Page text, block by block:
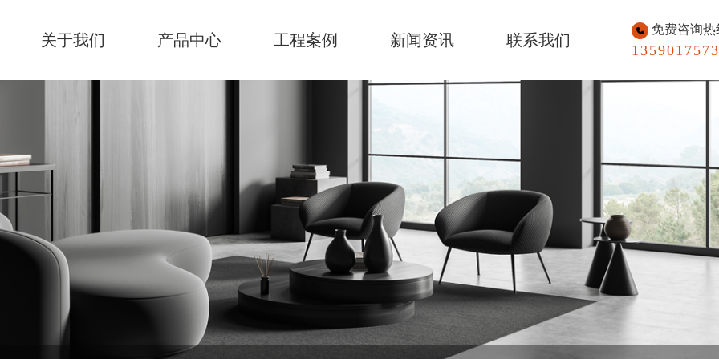
关于我们 产品中心 工程案例 新闻资讯 联系我们
免费咨询热